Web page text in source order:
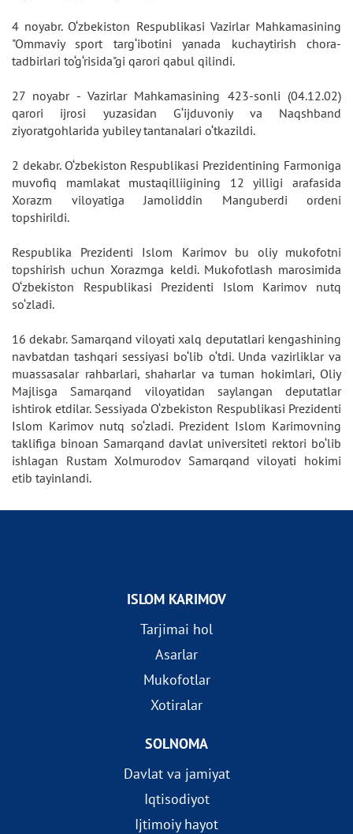
4 noyabr. O‘zbekiston Respublikasi Vazirlar Mahkamasining
"Ommaviy sport targ‘ibotini yanada kuchaytirish chora-
tadbirlari to‘g‘risida"gi qarori qabul qilindi.
27 noyabr - Vazirlar Mahkamasining 423-sonli (04.12.02)
qarori ijrosi yuzasidan G‘ijduvoniy va Naqshband
ziyoratgohlarida yubiley tantanalari o‘tkazildi.
2 dekabr. O‘zbekiston Respublikasi Prezidentining Farmoniga
muvofiq mamlakat mustaqilliigining 12 yilligi arafasida
Xorazm viloyatiga Jamoliddin Manguberdi ordeni
topshirildi.
Respublika Prezidenti Islom Karimov bu oliy mukofotni
topshirish uchun Xorazmga keldi. Mukofotlash marosimida
O‘zbekiston Respublikasi Prezidenti Islom Karimov nutq
so‘zladi.
16 dekabr. Samarqand viloyati xalq deputatlari kengashining
navbatdan tashqari sessiyasi bo‘lib o‘tdi. Unda vazirliklar va
muassasalar rahbarlari, shaharlar va tuman hokimlari, Oliy
Majlisga Samarqand viloyatidan saylangan deputatlar
ishtirok etdilar. Sessiyada O‘zbekiston Respublikasi Prezidenti
Islom Karimov nutq so‘zladi. Prezident Islom Karimovning
taklifiga binoan Samarqand davlat universiteti rektori bo‘lib
ishlagan Rustam Xolmurodov Samarqand viloyati hokimi
etib tayinlandi.
ISLOM KARIMOV
Tarjimai hol
Asarlar
Mukofotlar
Xotiralar
SOLNOMA
Davlat va jamiyat
Iqtisodiyot
Ijtimoiy hayot